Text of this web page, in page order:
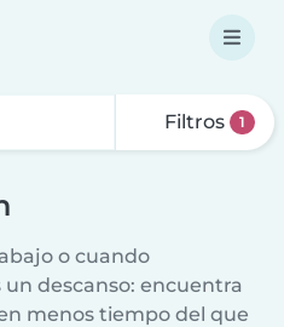
Filtros 1
o cuando
descanso: encuentra
menos tiempo del que